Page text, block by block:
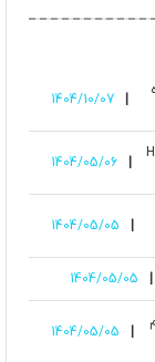
1404/10/07
1404/05/06
1404/05/05
1404/05/05
1404/05/05